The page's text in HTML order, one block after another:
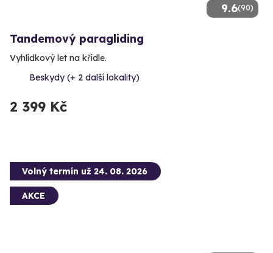
9.6(90)
Tandemový paragliding
Vyhlídkový let na křídle.
Beskydy (+ 2 další lokality)
2 399 Kč
Volný termín už 24. 08. 2026
AKCE